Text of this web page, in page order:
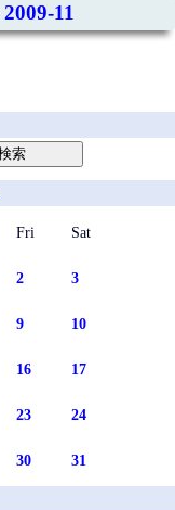
2009-11
Fri Sat
2 3
9 10
16 17
23 24
30 31